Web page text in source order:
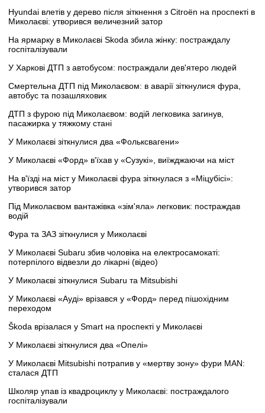
Hyundai влетів у дерево після зіткнення з Citroën на проспекті в
Миколаєві: утворився величезний затор
На ярмарку в Миколаєві Skoda збила жінку: постраждалу
госпіталізували
У Харкові ДТП з автобусом: постраждали дев'ятеро людей
Смертельна ДТП під Миколаєвом: в аварії зіткнулися фура,
автобус та позашляховик
ДТП з фурою під Миколаєвом: водій легковика загинув,
пасажирка у тяжкому стані
У Миколаєві зіткнулися два «Фольксвагени»
У Миколаєві «Форд» в'їхав у «Сузукі», виїжджаючи на міст
На в'їзді на міст у Миколаєві фура зіткнулася з «Міцубісі»:
утворився затор
Під Миколаєвом вантажівка «зім'яла» легковик: постраждав
водій
Фура та ЗАЗ зіткнулися у Миколаєві
У Миколаєві Subaru збив чоловіка на електросамокаті:
потерпілого відвезли до лікарні (відео)
У Миколаєві зіткнулися Subaru та Mitsubishi
У Миколаєві «Ауді» врізався у «Форд» перед пішохідним
переходом
Škoda врізалася у Smart на проспекті у Миколаєві
У Миколаєві зіткнулися два «Опелі»
У Миколаєві Mitsubishi потрапив у «мертву зону» фури MAN:
сталася ДТП
Школяр упав із квадроциклу у Миколаєві: постраждалого
госпіталізували